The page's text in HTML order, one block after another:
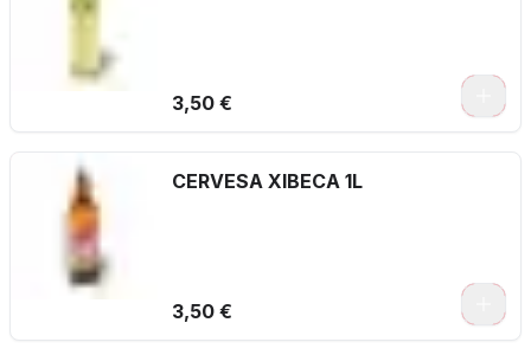
3,50 €
CERVESA XIBECA 1L
3,50 €